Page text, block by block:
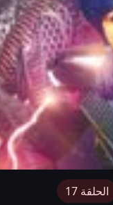
الحلقة 17